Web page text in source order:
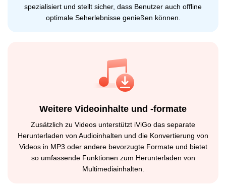
spezialisiert und stellt sicher, dass Benutzer auch offline
optimale Seherlebnisse genießen können.
Weitere Videoinhalte und -formate
Zusätzlich zu Videos unterstützt iViGo das separate
Herunterladen von Audioinhalten und die Konvertierung von
Videos in MP3 oder andere bevorzugte Formate und bietet
so umfassende Funktionen zum Herunterladen von
Multimediainhalten.